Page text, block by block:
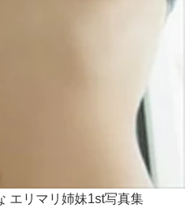
エリマリ姉妹1st写真集